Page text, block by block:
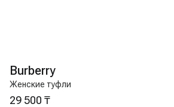
Burberry
Женские туфли
29 500 ₸